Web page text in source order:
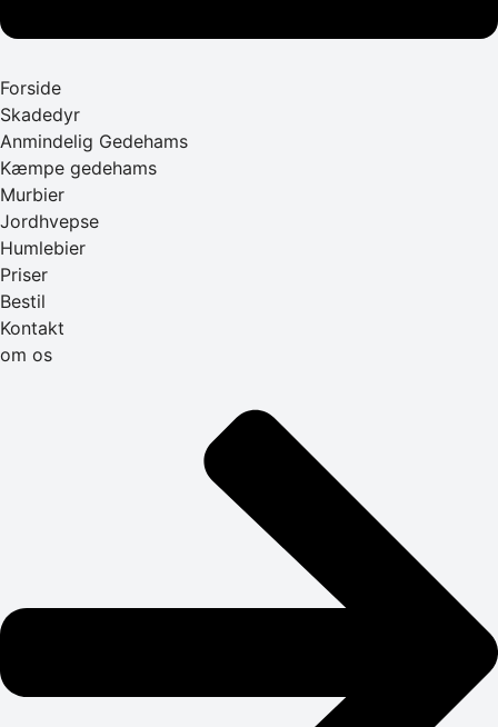
Forside
Skadedyr
Anmindelig Gedehams
Kæmpe gedehams
Murbier
Jordhvepse
Humlebier
Priser
Bestil
Kontakt
om os